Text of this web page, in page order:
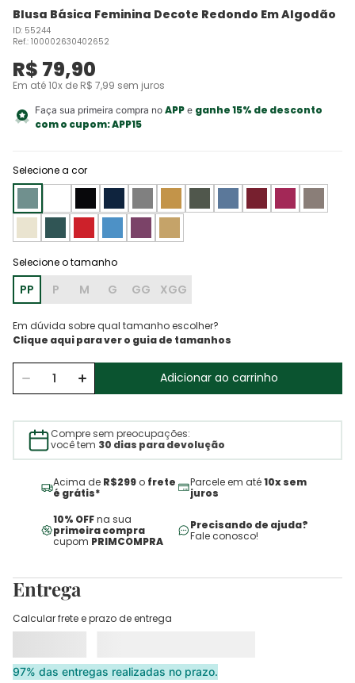
Blusa Básica Feminina Decote Redondo Em Algodão
ID: 55244
Ref.: 100002630402652
R$ 79,90
Em até10x de R$ 7,99 sem juros
Faça sua primeira compra no APPe ganhe 15% de desconto
com o cupom:APP15
Selecione a cor
PP P M G GG XGG
Em dúvida sobre qual tamanho escolher?
Adicionar ao carrinho
Compre sem preocupações:
você tem 30 dias para devolução
Acima de R$299 o frete
é grátis*
Parcele em até10x sem
juros
10% OFFna sua
primeira compra
cupom PRIMCOMPRA
Precisando de ajuda?
Fale conosco!
Entrega
Calcular frete e prazo de entrega
97% das entregas realizadas no prazo.